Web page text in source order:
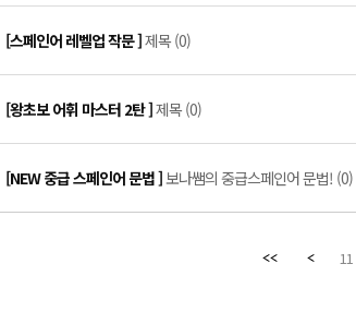
[스페인어 레벨업 작문 ]제목 (0)
[왕초보 어휘 마스터 2탄 ]제목 (0)
[NEW 중급 스페인어 문법 ]보나쌤의 중급스페인어 문법! (0)
11